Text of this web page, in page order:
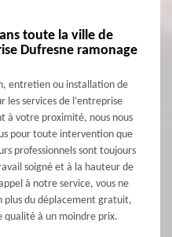
toute la ville de
Dufresne ramonage
entretien ou installation de
les services de l’entreprise
à votre proximité, nous nous
pour toute intervention que
professionnels sont toujours
soigné et à la hauteur de
à notre service, vous ne
plus du déplacement gratuit,
qualité à un moindre prix.